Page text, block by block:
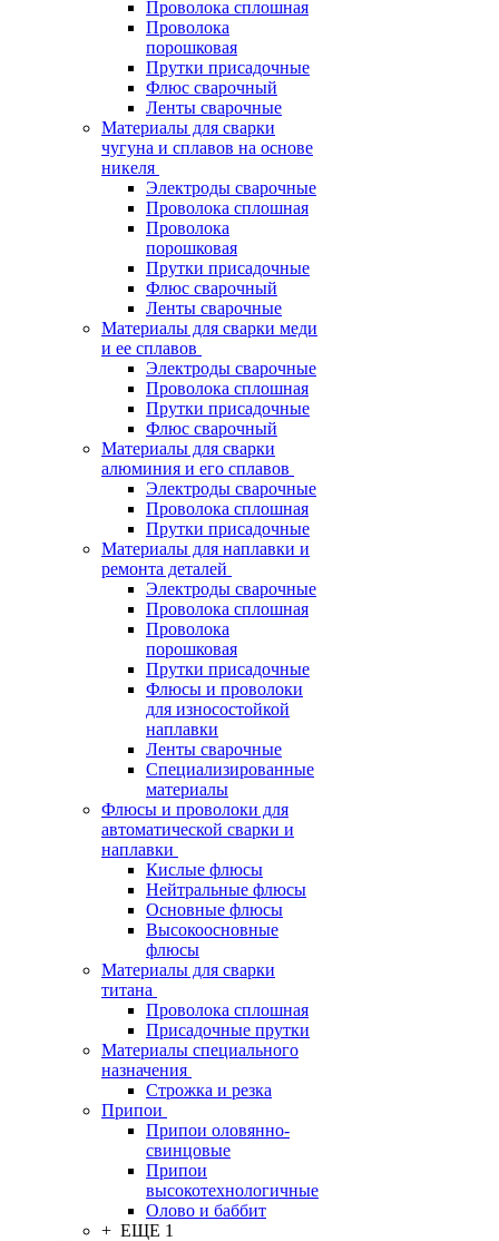
Проволока сплошная
Проволока
порошковая
Прутки присадочные
Флюс сварочный
Ленты сварочные
Материалы для сварки
чугуна и сплавов на основе
никеля
Электроды сварочные
Проволока сплошная
Проволока
порошковая
Прутки присадочные
Флюс сварочный
Ленты сварочные
Материалы для сварки меди
и ее сплавов
Электроды сварочные
Проволока сплошная
Прутки присадочные
Флюс сварочный
Материалы для сварки
алюминия и его сплавов
Электроды сварочные
Проволока сплошная
Прутки присадочные
Материалы для наплавки и
ремонта деталей
Электроды сварочные
Проволока сплошная
Проволока
порошковая
Прутки присадочные
Флюсы и проволоки
для износостойкой
наплавки
Ленты сварочные
Специализированные
материалы
Флюсы и проволоки для
автоматической сварки и
наплавки
Кислые флюсы
Нейтральные флюсы
Основные флюсы
Высокоосновные
флюсы
Материалы для сварки
титана
Проволока сплошная
Присадочные прутки
Материалы специального
назначения
Строжка и резка
Припои
Припои оловянно-
свинцовые
Припои
высокотехнологичные
Олово и баббит
+ ЕЩЕ 1